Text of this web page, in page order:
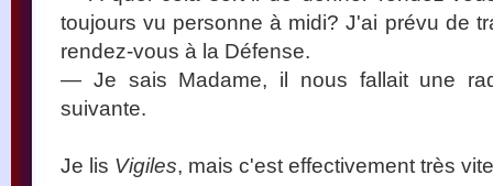
toujours vu personne à midi? J'ai prévu de
rendez-vous à la Défense.
— Je sais Madame, il nous fallait une
suivante.
Je lis Vigiles, mais c'est effectivement très